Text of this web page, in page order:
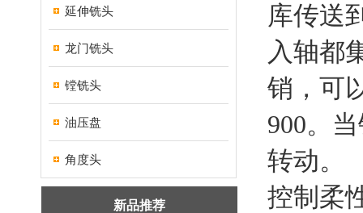
延伸铣头
龙门铣头
镗铣头
油压盘
角度头
新品推荐
库传送
入轴都
销，可
900。
转动。
控制柔